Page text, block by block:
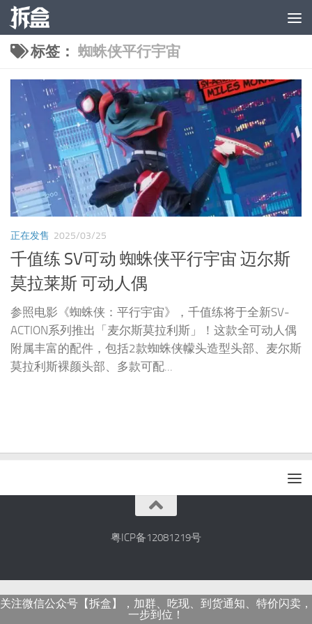
跳至内容
标签： 蜘蛛侠平行宇宙
正在发售 2025/03/25
千值练 SV可动 蜘蛛侠平行宇宙 迈尔斯
莫拉莱斯 可动人偶
参照电影《蜘蛛侠：平行宇宙》，千值练将于全新SV-
ACTION系列推出「麦尔斯莫拉利斯」！这款全可动人偶
附属丰富的配件，包括2款蜘蛛侠幪头造型头部、麦尔斯
莫拉利斯裸颜头部、多款可配...
粤ICP备12081219号
关注微信公众号【拆盒】，加群、吃现、到货通知、特价闪卖，
一步到位！